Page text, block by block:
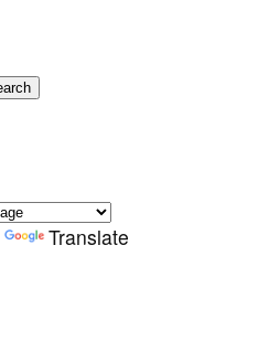
Translate